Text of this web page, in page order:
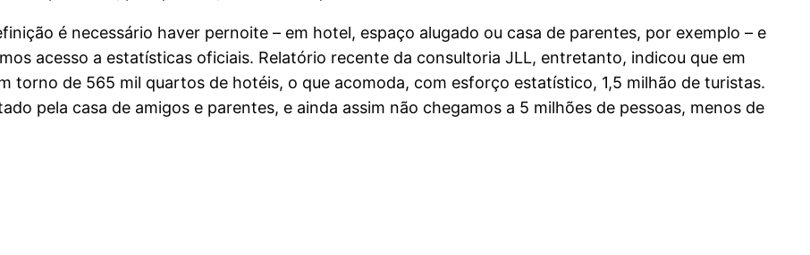
é necessário haver pernoite – em hotel, espaço alugado ou casa de parentes, por exemplo – e
acesso a estatísticas oficiais. Relatório recente da consultoria JLL, entretanto, indicou que em
torno de 565 mil quartos de hotéis, o que acomoda, com esforço estatístico, 1,5 milhão de turistas.
pela casa de amigos e parentes, e ainda assim não chegamos a 5 milhões de pessoas, menos de